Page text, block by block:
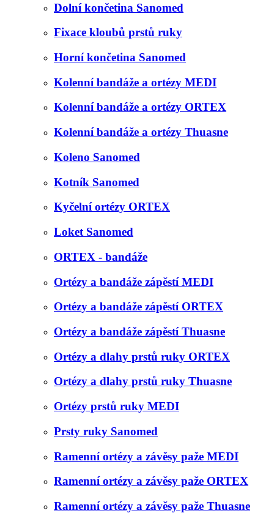
Dolní končetina Sanomed
Fixace kloubů prstů ruky
Horní končetina Sanomed
Kolenní bandáže a ortézy MEDI
Kolenní bandáže a ortézy ORTEX
Kolenní bandáže a ortézy Thuasne
Koleno Sanomed
Kotník Sanomed
Kyčelní ortézy ORTEX
Loket Sanomed
ORTEX - bandáže
Ortézy a bandáže zápěstí MEDI
Ortézy a bandáže zápěstí ORTEX
Ortézy a bandáže zápěstí Thuasne
Ortézy a dlahy prstů ruky ORTEX
Ortézy a dlahy prstů ruky Thuasne
Ortézy prstů ruky MEDI
Prsty ruky Sanomed
Ramenní ortézy a závěsy paže MEDI
Ramenní ortézy a závěsy paže ORTEX
Ramenní ortézy a závěsy paže Thuasne